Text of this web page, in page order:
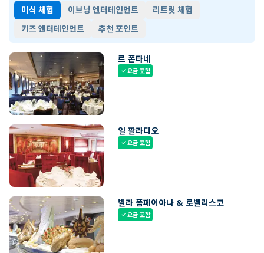
미식 체험 이브닝 엔터테인먼트
리트릿 체험
키즈 엔터테인먼트
추천 포인트
르 폰타네
check요금 포함
일 팔라디오
check요금 포함
빌라 폼페이아나 & 로벨리스코
check요금 포함